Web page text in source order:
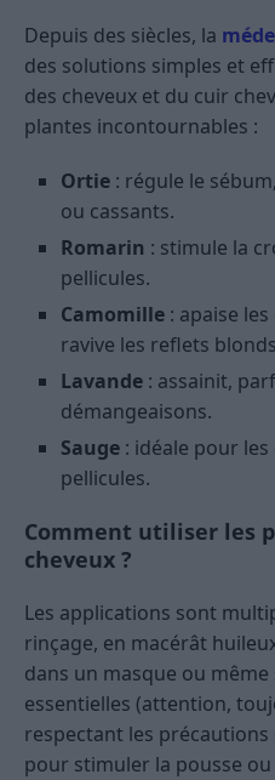
Depuis des siècles, la
des solutions simples et
des cheveux et du cuir
plantes incontournables :
Ortie : régule le
ou cassants.
Romarin : stimule la
pellicules.
Camomille : apaise
ravive les reflets
Lavande : assainit,
démangeaisons.
Sauge : idéale pour
pellicules.
Comment utiliser les
cheveux ?
Les applications sont
rinçage, en macérât
dans un masque ou même
essentielles (attention,
respectant les précautions
pour stimuler la pousse